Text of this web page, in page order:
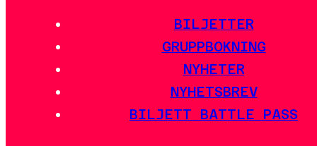
BILJETTER
GRUPPBOKNING
NYHETER
NYHETSBREV
BILJETT BATTLE PASS